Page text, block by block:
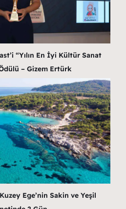
“Yılın En İyi Kültür Sanat
– Gizem Ertürk
Ege’nin Sakin ve Yeşil